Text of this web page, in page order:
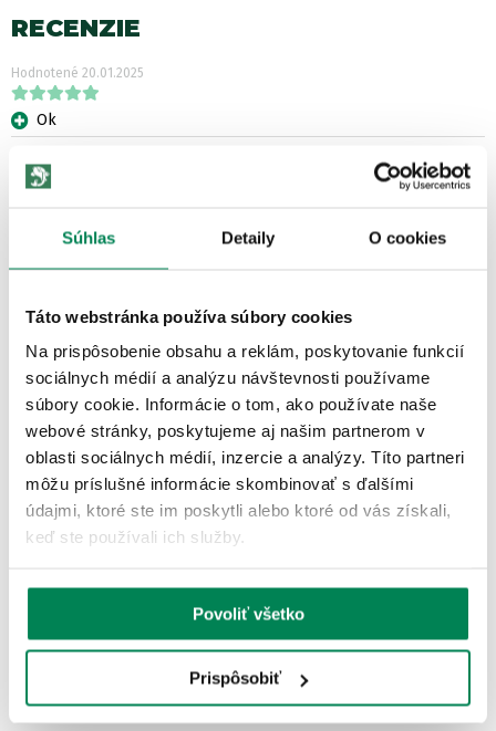
Súhlas Detaily O cookies
Táto webstránka používa súbory cookies
Na prispôsobenie obsahu a reklám, poskytovanie funkcií
sociálnych médií a analýzu návštevnosti používame
súbory cookie. Informácie o tom, ako používate naše
webové stránky, poskytujeme aj našim partnerom v
oblasti sociálnych médií, inzercie a analýzy. Títo partneri
môžu príslušné informácie skombinovať s ďalšími
údajmi, ktoré ste im poskytli alebo ktoré od vás získali,
keď ste používali ich služby.
Povoliť všetko
Prispôsobiť
RECENZIE
Hodnotené 20.01.2025
Ok
ZNAČKY
Black Cat Udica Battle Cat Elite Vertical 1-Diel
Skladom / u vás už 11.08.
OD 161.42 €